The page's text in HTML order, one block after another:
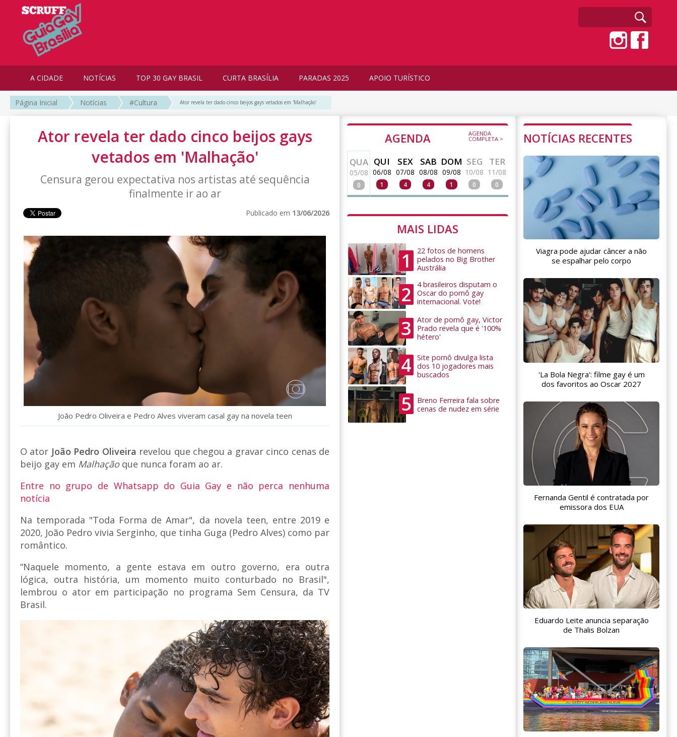
A CIDADE NOTÍCIAS TOP 30 GAY BRASIL CURTA BRASÍLIA PARADAS 2025 APOIO TURÍSTICO
Página Inicial Notícias #Cultura Ator revela ter dado cinco beijos gays vetados em 'Malhação'
Ator revela ter dado cinco beijos gays
vetados em 'Malhação'
Censura gerou expectativa nos artistas até sequência
finalmente ir ao ar
Publicado em 13/06/2026
João Pedro Oliveira e Pedro Alves viveram casal gay na novela teen
O ator João Pedro Oliveira revelou que chegou a gravar cinco cenas de
beijo gay em Malhaçãoque nunca foram ao ar.
Entre no grupo de Whatsapp do Guia Gay e não perca nenhuma
notícia
Na temporada "Toda Forma de Amar", da novela teen, entre 2019 e
2020, João Pedro vivia Serginho, que tinha Guga (Pedro Alves) como par
romântico.
“Naquele momento, a gente estava em outro governo, era outra
lógica, outra história, um momento muito conturbado no Brasil",
lembrou o ator em participação no programa Sem Censura, da TV
Brasil.
AGENDA AGENDA
COMPLETA >
QUA
05/08
0
QUI
06/08
1
SEX
07/08
4
SAB
08/08
4
DOM
09/08
1
SEG
10/08
0
TER
11/08
0
MAIS LIDAS
1
22 fotos de homens
pelados no Big Brother
Austrália
2
4 brasileiros disputam o
Oscar do pornô gay
internacional. Vote!
3
Ator de pornô gay, Victor
Prado revela que é '100%
hétero'
4
Site pornô divulga lista
dos 10 jogadores mais
buscados
5
Breno Ferreira fala sobre
cenas de nudez em série
NOTÍCIAS RECENTES
Viagra pode ajudar câncer a não
se espalhar pelo corpo
'La Bola Negra': filme gay é um
dos favoritos ao Oscar 2027
Fernanda Gentil é contratada por
emissora dos EUA
Eduardo Leite anuncia separação
de Thalis Bolzan